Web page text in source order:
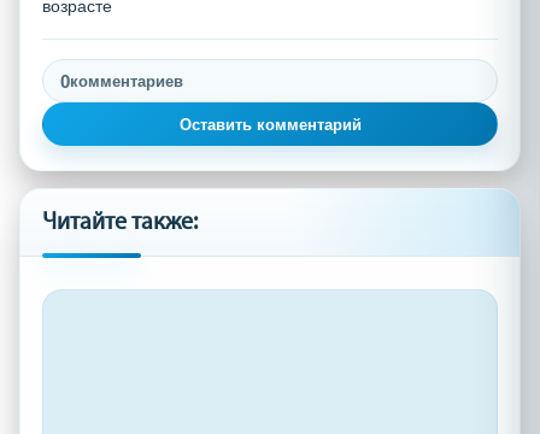
возрасте
0комментариев
Оставить комментарий
Читайте также: